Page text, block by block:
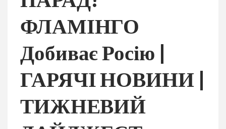
ФЛАМІНГО
Добиває Росію |
ГАРЯЧІ НОВИНИ |
ТИЖНЕВИЙ